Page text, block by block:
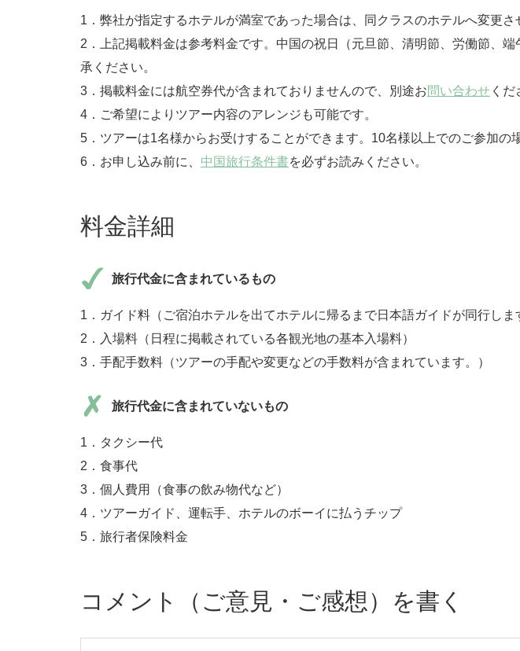
1．弊社が指定するホテルが満室であった場合は、同クラスのホテルへ変更さ
2．上記掲載料金は参考料金です。中国の祝日（元旦節、清明節、労働節、
承ください。
3．掲載料金には航空券代が含まれておりませんので、別途お問い合わせ くだ
4．ご希望によりツアー内容のアレンジも可能です。
5．ツアーは1名様からお受けすることができます。10名様以上でのご参加の
6．お申し込み前に、 中国旅行条件書を必ずお読みください。
料金詳細
旅行代金に含まれているもの
1．ガイド料（ご宿泊ホテルを出てホテルに帰るまで日本語ガイドが同行しま
2．入場料（日程に掲載されている各観光地の基本入場料）
3．手配手数料（ツアーの手配や変更などの手数料が含まれています。）
旅行代金に含まれていないもの
1．タクシー代
2．食事代
3．個人費用（食事の飲み物代など）
4．ツアーガイド、運転手、ホテルのボーイに払うチップ
5．旅行者保険料金
コメント（ご意見・ご感想）を書く